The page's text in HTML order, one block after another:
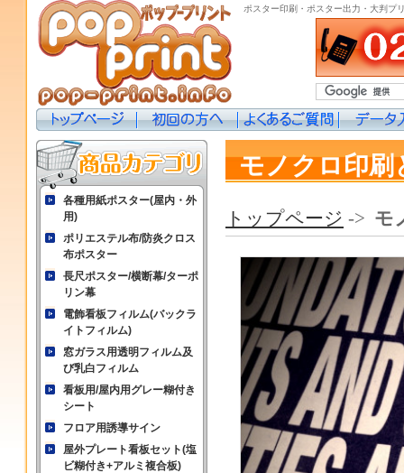
ポスター印刷・ポスター出力・大判プ
各種用紙ポスター(屋内・外
用)
ポリエステル布/防炎クロス
布ポスター
長尺ポスター/横断幕/ターポ
リン幕
電飾看板フィルム(バックラ
イトフィルム)
窓ガラス用透明フィルム及
び乳白フィルム
看板用/屋内用グレー糊付き
シート
フロア用誘導サイン
屋外プレート看板セット(塩
ビ糊付き+アルミ複合板)
モノクロ印刷
トップページ -> モ